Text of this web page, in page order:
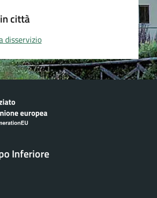
città
disservizio
Inferiore